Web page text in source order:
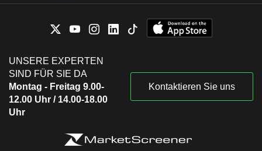
UNSERE EXPERTEN
SIND FÜR SIE DA
Montag - Freitag 9.00-
12.00 Uhr / 14.00-18.00
Uhr
Kontaktieren Sie uns